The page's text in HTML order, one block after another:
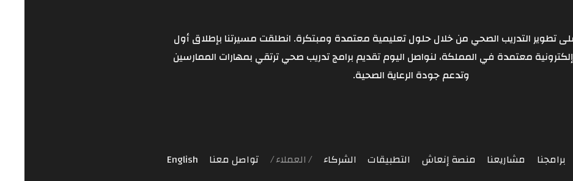
نعمل على تطوير التدريب الصحي من خلال حلول تعليمية معتمدة ومبتكرة. انطلقت مسيرتنا بإطلاق أول
معتمدة في المملكة، لنواصل اليوم تقديم برامج تدريب صحي ترتقي بمهارات الممارسين
وتدعم جودة الرعاية الصحية.
برامجنا مشاريعنا منصة إنعاش التطبيقات الشركاء العملاء تواصل معنا English